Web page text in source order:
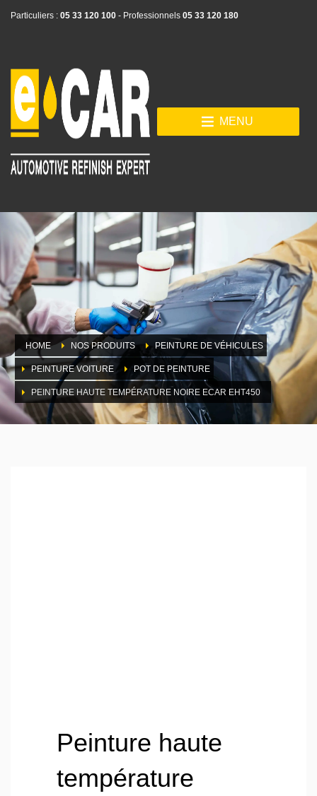
Particuliers : 05 33 120 100 - Professionnels 05 33 120 180
MENU
HOME NOS PRODUITS PEINTURE DE VÉHICULES
PEINTURE VOITURE POT DE PEINTURE
PEINTURE HAUTE TEMPÉRATURE NOIRE ECAR EHT450
Peinture haute
température